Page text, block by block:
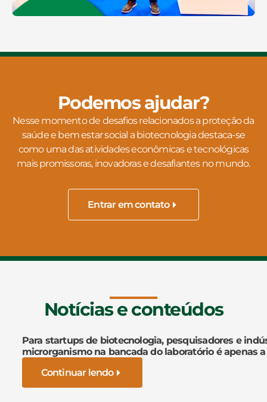
Podemos ajudar?
Nesse momento de desafios relacionados a proteção da
saúde e bem estar social a biotecnologia destaca-se
como uma das atividades econômicas e tecnológicas
mais promissoras, inovadoras e desafiantes no mundo.
Entrar em contato
Notícias e conteúdos
Para startups de biotecnologia, pesquisadores e
microrganismo na bancada do laboratório é apenas
Continuar lendo